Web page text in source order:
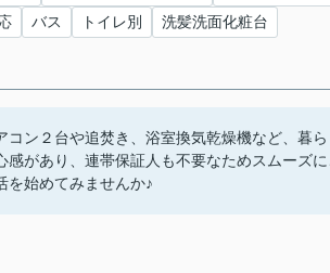
バス トイレ別 洗髪洗面化粧台
ン２台や追焚き、浴室換気乾燥機など、暮
があり、連帯保証人も不要なためスムーズ
を始めてみませんか♪